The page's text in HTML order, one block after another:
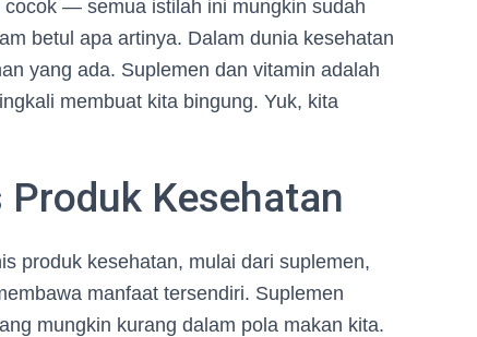
— semua istilah ini mungkin sudah
betul apa artinya. Dalam dunia kesehatan
yang ada. Suplemen dan vitamin adalah
membuat kita bingung. Yuk, kita
Kesehatan
produk kesehatan, mulai dari suplemen,
manfaat tersendiri. Suplemen
mungkin kurang dalam pola makan kita.